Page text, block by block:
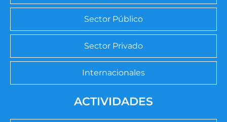
Sector Público
Sector Privado
Internacionales
ACTIVIDADES